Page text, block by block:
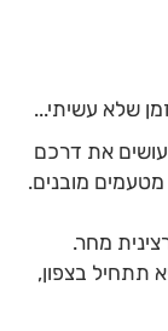
שלא עשיתי...
עושים את דרכם
מובנים.
מחר.
תתחיל בצפון,